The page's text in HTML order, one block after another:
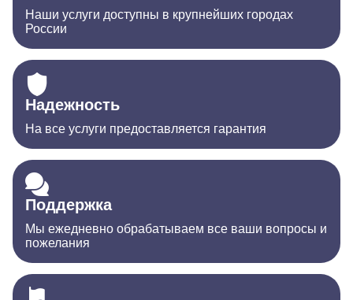
Наши услуги доступны в крупнейших городах
России
Надежность
На все услуги предоставляется гарантия
Поддержка
Мы ежедневно обрабатываем все ваши вопросы и
пожелания